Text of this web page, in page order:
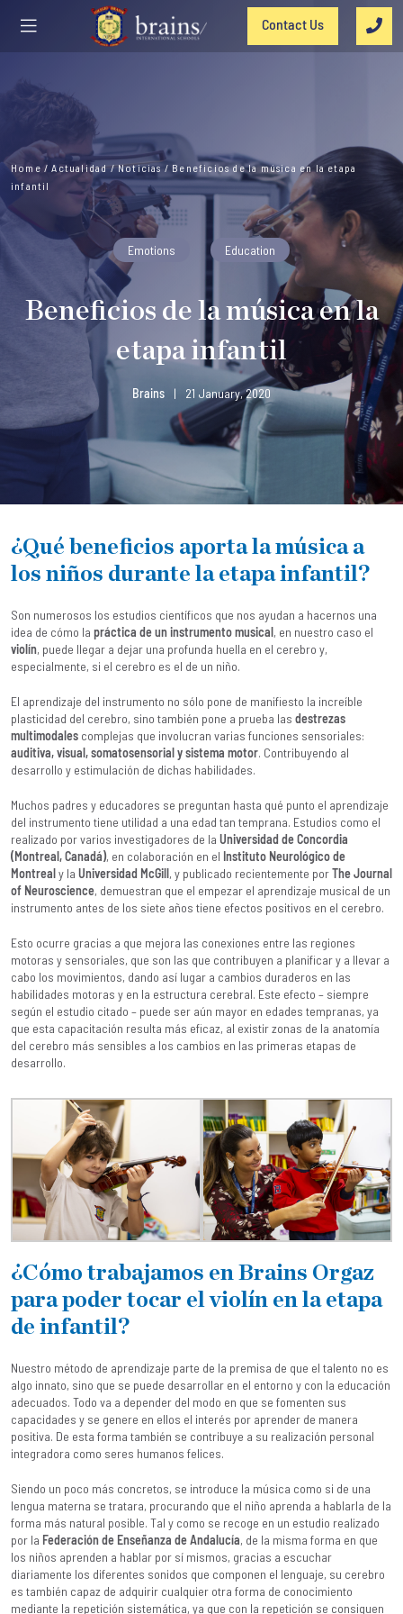
Contact Us
Home /Actualidad/Noticias / Beneficios de la música en la etapa
infantil
Emotions Education
Beneficios de la música en la
etapa infantil
Brains | 21 January, 2020
¿Qué beneficios aporta la música a
los niños durante la etapa infantil?
Son numerosos los estudios científicos que nos ayudan a hacernos una
idea de cómo la práctica de un instrumento musical, en nuestro caso el
violín, puede llegar a dejar una profunda huella en el cerebro y,
especialmente, si el cerebro es el de un niño.
El aprendizaje del instrumento no sólo pone de manifiesto la increíble
plasticidad del cerebro, sino también pone a prueba las destrezas
multimodales complejas que involucran varias funciones sensoriales:
auditiva, visual, somatosensorial y sistema motor. Contribuyendo al
desarrollo y estimulación de dichas habilidades.
Muchos padres y educadores se preguntan hasta qué punto el aprendizaje
del instrumento tiene utilidad a una edad tan temprana. Estudios como el
realizado por varios investigadores de la Universidad de Concordia
(Montreal, Canadá), en colaboración en el Instituto Neurológico de
Montrealy la Universidad McGill, y publicado recientemente porThe Journal
of Neuroscience, demuestran que el empezar el aprendizaje musical de un
instrumento antes de los siete años tiene efectos positivos en el cerebro.
Esto ocurre gracias a que mejora las conexiones entre las regiones
motoras y sensoriales, que son las que contribuyen a planificar y a llevar a
cabo los movimientos, dando así lugar a cambios duraderos en las
habilidades motoras y en la estructura cerebral. Este efecto – siempre
según el estudio citado – puede ser aún mayor en edades tempranas, ya
que esta capacitación resulta más eficaz, al existir zonas de la anatomía
del cerebro más sensibles a los cambios en las primeras etapas de
desarrollo.
¿Cómo trabajamos en Brains Orgaz
para poder tocar el violín en la etapa
de infantil?
Nuestro método de aprendizaje parte de la premisa de que el talento no es
algo innato, sino que se puede desarrollar en el entorno y con la educación
adecuados. Todo va a depender del modo en que se fomenten sus
capacidades y se genere en ellos el interés por aprender de manera
positiva. De esta forma también se contribuye a su realización personal
integradora como seres humanos felices.
Siendo un poco más concretos, se introduce la música como si de una
lengua materna se tratara, procurando que el niño aprenda a hablarla de la
forma más natural posible. Tal y como se recoge en un estudio realizado
por la Federación de Enseñanza de Andalucía, de la misma forma en que
los niños aprenden a hablar por sí mismos, gracias a escuchar
diariamente los diferentes sonidos que componen el lenguaje, su cerebro
es también capaz de adquirir cualquier otra forma de conocimiento
mediante la repetición sistemática, ya que con la repetición se consiguen